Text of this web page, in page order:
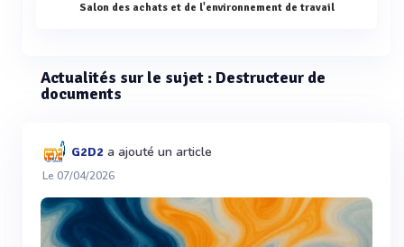
Salon des achats et de l'environnement de travail
Actualités sur le sujet : Destructeur de
documents
G2D2 a ajouté un article
Le 07/04/2026